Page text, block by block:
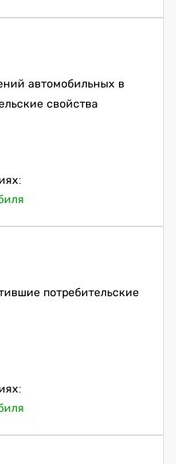
автомобильных в
свойства
потребительские